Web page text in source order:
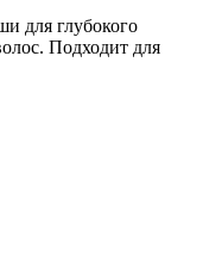
для глубокого
Подходит для